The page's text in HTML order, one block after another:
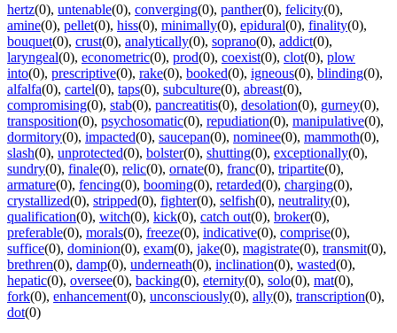
hertz(0), untenable(0), converging(0), panther(0), felicity(0),
amine(0), pellet(0), hiss(0), minimally(0), epidural(0), finality(0),
bouquet(0), crust(0), analytically(0), soprano(0), addict(0),
laryngeal(0), econometric(0), prod(0), coexist(0), clot(0), plow
into(0), prescriptive(0), rake(0), booked(0), igneous(0), blinding(0),
alfalfa(0), cartel(0), taps(0), subculture(0), abreast(0),
compromising(0), stab(0), pancreatitis(0), desolation(0), gurney(0),
transposition(0), psychosomatic(0), repudiation(0), manipulative(0),
dormitory(0), impacted(0), saucepan(0), nominee(0), mammoth(0),
slash(0), unprotected(0), bolster(0), shutting(0), exceptionally(0),
sundry(0), finale(0), relic(0), ornate(0), franc(0), tripartite(0),
armature(0), fencing(0), booming(0), retarded(0), charging(0),
crystallized(0), stripped(0), fighter(0), selfish(0), neutrality(0),
qualification(0), witch(0), kick(0), catch out(0), broker(0),
preferable(0), morals(0), freeze(0), indicative(0), comprise(0),
suffice(0), dominion(0), exam(0), jake(0), magistrate(0), transmit(0),
brethren(0), damp(0), underneath(0), inclination(0), wasted(0),
hepatic(0), oversee(0), backing(0), eternity(0), solo(0), mat(0),
fork(0), enhancement(0), unconsciously(0), ally(0), transcription(0),
dot(0)